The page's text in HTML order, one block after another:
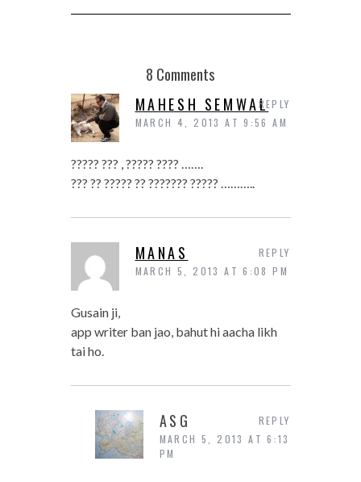
8 Comments
MAHESH SEMWAL
MARCH 4, 2013 AT 9:56 AM
????? ??? , ????? ???? …….
??? ?? ????? ?? ??????? ????? ………..
REPLY
MANAS
MARCH 5, 2013 AT 6:08 PM
Gusain ji,
app writer ban jao, bahut hi aacha likh
tai ho.
REPLY
ASG
MARCH 5, 2013 AT 6:13
PM
REPLY